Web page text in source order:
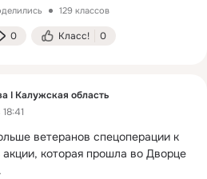
129 классов
0 Класс! 0
I Калужская область
ветеранов спецоперации к
которая прошла во Дворце